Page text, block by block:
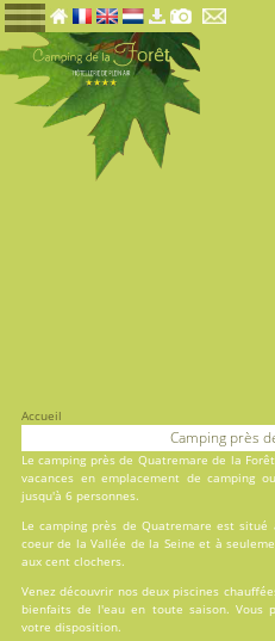
Accueil
Camping près
Le camping près de Quatremare de la
vacances enemplacement de camping
jusqu'à 6 personnes.
Le camping près de Quatremare est situé
coeur de la Vallée de la Seine et à
aux cent clochers.
Venez découvrir nos deux piscines
bienfaits de l'eau en toute saison. Vous
votre disposition.